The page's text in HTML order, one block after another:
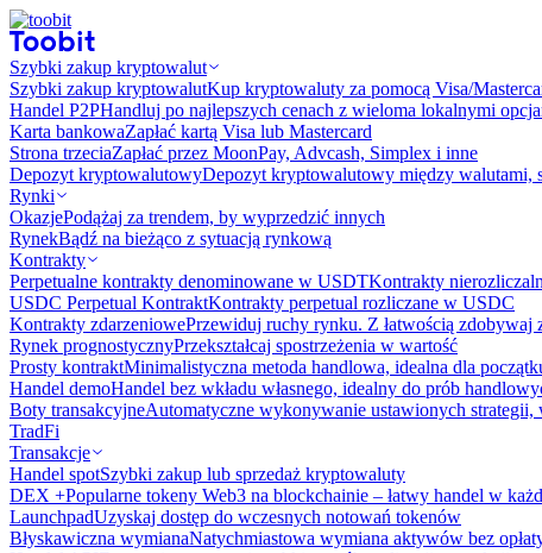
Szybki zakup kryptowalut
Szybki zakup kryptowalutKup kryptowaluty za pomocą Visa/
Handel P2PHandluj po najlepszych cenach z wieloma lokalnymi
Karta bankowaZapłać kartą Visa lub Mastercard
Strona trzeciaZapłać przez MoonPay, Advcash, Simplex i inne
Depozyt kryptowalutowyDepozyt kryptowalutowy między walutami,
Rynki
OkazjePodążaj za trendem, by wyprzedzić innych
RynekBądź na bieżąco z sytuacją rynkową
Kontrakty
Perpetualne kontrakty denominowane w USDTKontrakty
USDC Perpetual KontraktKontrakty perpetual rozliczane w USDC
Kontrakty zdarzeniowePrzewiduj ruchy rynku. Z łatwością zdobywaj
Rynek prognostyczny​​Przekształcaj spostrzeżenia w wartość
Prosty kontraktMinimalistyczna metoda handlowa, idealna dla
Handel demoHandel bez wkładu własnego, idealny do prób
Boty transakcyjneAutomatyczne wykonywanie ustawionych strategii,
TradFi
Transakcje
Handel spotSzybki zakup lub sprzedaż kryptowaluty
DEX +Popularne tokeny Web3 na blockchainie – łatwy handel w
LaunchpadUzyskaj dostęp do wczesnych notowań tokenów
Błyskawiczna wymianaNatychmiastowa wymiana aktywów bez